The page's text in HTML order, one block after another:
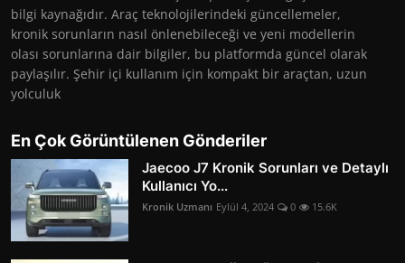
bilgi kaynağıdır. Araç teknolojilerindeki güncellemeler,
kronik sorunların nasıl önlenebileceği ve yeni modellerin
olası sorunlarına dair bilgiler, bu platformda güncel olarak
paylaşılır. Şehir içi kullanım için kompakt bir araçtan, uzun
yolculuk
En Çok Görüntülenen Gönderiler
Jaecoo J7 Kronik Sorunları ve Detaylı
Kullanıcı Yo...
Kronik Uzmanı Eylül 4, 2024 0 15.6K